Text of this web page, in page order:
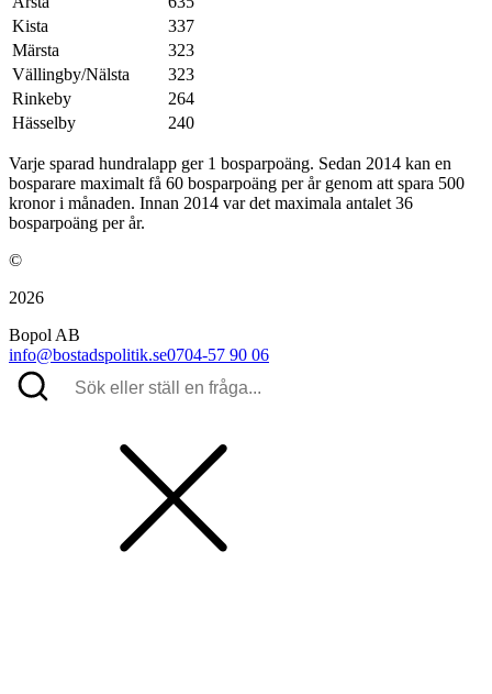
Kista
337
Märsta
323
Vällingby/Nälsta
323
Rinkeby
264
Hässelby
240
Varje sparad hundralapp ger 1 bosparpoäng. Sedan 2014 kan en
bosparare maximalt få 60 bosparpoäng per år genom att spara 500
kronor i månaden. Innan 2014 var det maximala antalet 36
bosparpoäng per år.
©
2026
Bopol AB
info@bostadspolitik.se0704-57 90 06